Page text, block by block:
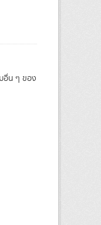
อื่น ๆ ของ